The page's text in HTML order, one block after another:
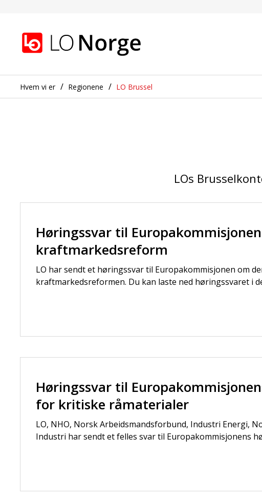
Hvem vi er Regionene LO Brussel
LOs
Høringssvar til
kraftmarkedsreform
LO har sendt et høringssvar til Europakommisjonen om
kraftmarkedsreformen. Du kan laste ned høringssvaret i
Høringssvar til
for kritiske råmaterialer
LO, NHO, Norsk Arbeidsmandsforbund, Industri Energi,
Industri har sendt et felles svar til Europakommisjonens